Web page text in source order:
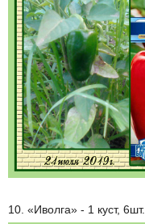
10. «Иволга» - 1 куст, 6шт.